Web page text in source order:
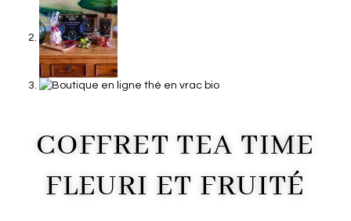
COFFRET TEA TIME
FLEURI ET FRUITÉ